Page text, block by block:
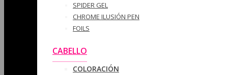
SPIDER GEL
CHROME ILUSIÓN PEN
FOILS
CABELLO
COLORACIÓN